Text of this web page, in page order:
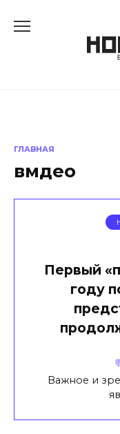
ГЛАВНАЯ
вмдео
Первый
году
Важное и